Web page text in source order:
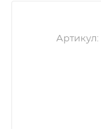
Артикул: